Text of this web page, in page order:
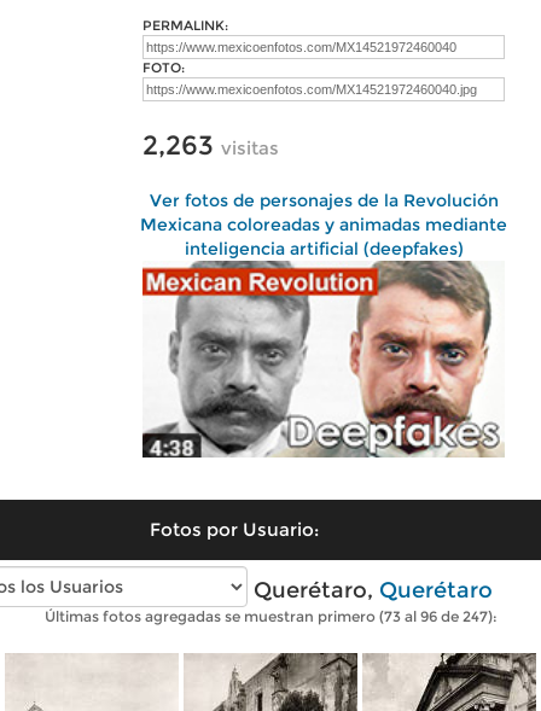
PERMALINK:
FOTO:
2,263 visitas
Ver fotos de personajes de la Revolución
Mexicana coloreadas y animadas mediante
inteligencia artificial (deepfakes)
Fotos por Usuario:
Fotos antiguas de Querétaro, Querétaro
Últimas fotos agregadas se muestran primero (73 al 96 de 247):